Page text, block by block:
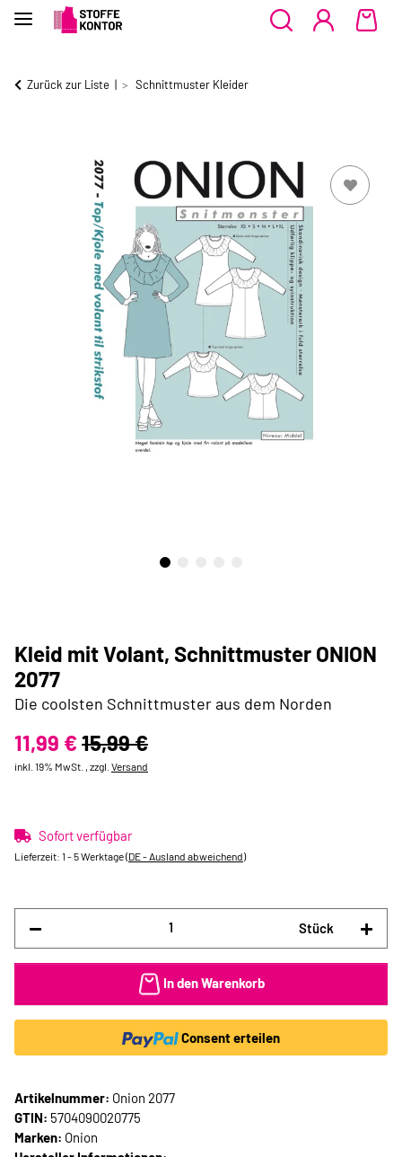
Zurück zur Liste Schnittmuster Kleider
Kleid mit Volant, Schnittmuster ONION
2077
Die coolsten Schnittmuster aus dem Norden
11,99 € 15,99 €
inkl. 19% MwSt. , zzgl. Versand
Sofort verfügbar
Lieferzeit: 1 - 5 Werktage(DE - Ausland abweichend)
Stück
In den Warenkorb
Consent erteilen
Artikelnummer: Onion 2077
GTIN: 5704090020775
Marken: Onion